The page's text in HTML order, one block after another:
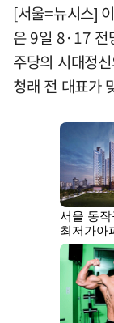
[서울=뉴시스]
은 9일 8·17 전
주당의 시대정
청래 전 대표가